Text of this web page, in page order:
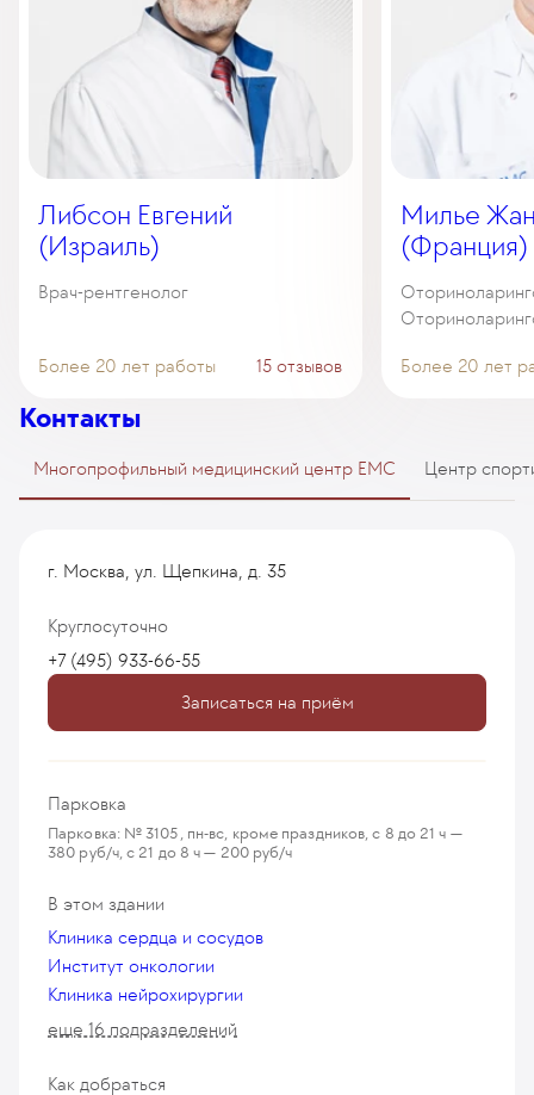
Либсон Евгений
(Израиль)
Врач-рентгенолог
Более 20 лет работы 15 отзывов
Милье
(Франция)
Более 20 лет
Контакты
Многопрофильный медицинский центр EMC Центр
г. Москва, ул. Щепкина, д. 35
Круглосуточно
+7 (495) 933-66-55
Записаться на приём
Парковка
Парковка: № 3105, пн-вс, кроме праздников, с 8 до 21 ч —
380 руб/ч, с 21 до 8 ч — 200 руб/ч
В этом здании
Клиника сердца и сосудов
Институт онкологии
Клиника нейрохирургии
еще 16 подразделений
Как добраться